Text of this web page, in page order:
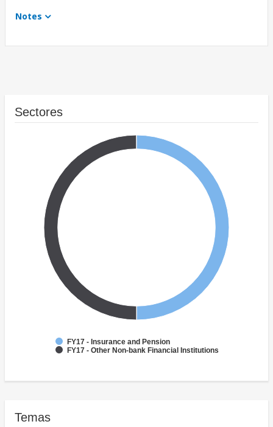
Notes
Sectores
FY17 - Insurance and Pension
FY17 - Other Non-bank Financial Institutions
Temas